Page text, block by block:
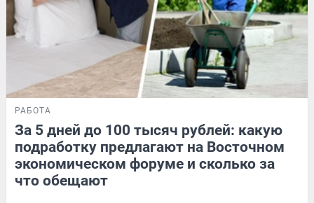
РАБОТА
За 5 дней до 100 тысяч рублей: какую
подработку предлагают на Восточном
экономическом форуме и сколько за
что обещают